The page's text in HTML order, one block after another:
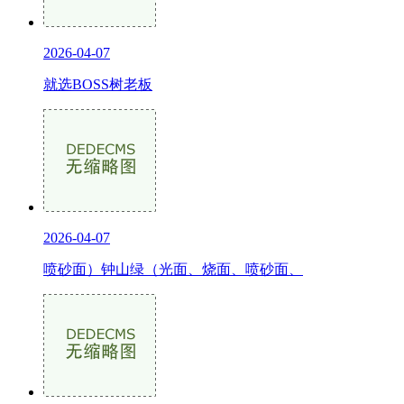
2026-04-07
就选BOSS树老板
2026-04-07
喷砂面）钟山绿（光面、烧面、喷砂面、